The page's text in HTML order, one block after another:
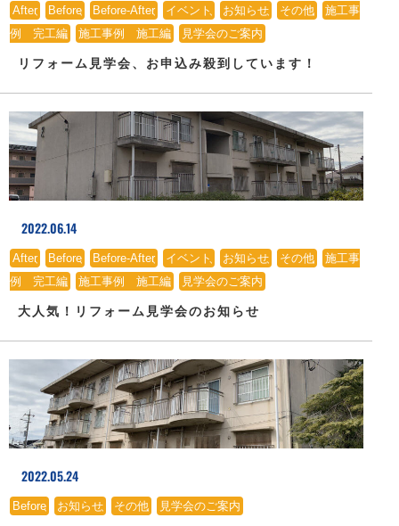
After、 Before、 Before-After、 イベント、 お知らせ、 その他、
施工事
例 完工編、 施工事例 施工編、 見学会のご案内
リフォーム見学会、お申込み殺到しています！
2022.06.14
After、 Before、 Before-After、 イベント、 お知らせ、 その他、
施工事
例 完工編、 施工事例 施工編、 見学会のご案内
大人気！リフォーム見学会のお知らせ
2022.05.24
Before、 お知らせ、 その他、 見学会のご案内